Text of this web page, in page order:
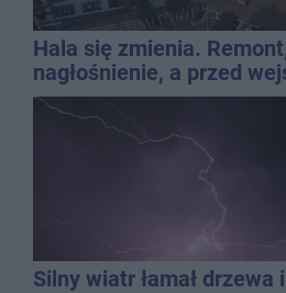
Hala się zmienia.
nagłośnienie, a przed
QEMETICA ARENA
Silny wiatr łamał drzewa